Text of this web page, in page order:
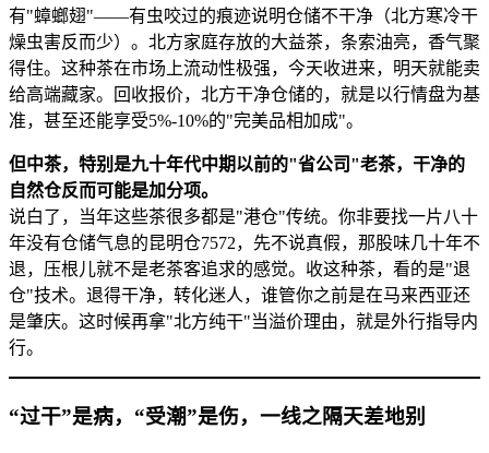
有"蟑螂翅"——有虫咬过的痕迹说明仓储不干净（北方寒冷干
燥虫害反而少）。北方家庭存放的大益茶，条索油亮，香气聚
得住。这种茶在市场上流动性极强，今天收进来，明天就能卖
给高端藏家。回收报价，北方干净仓储的，就是以行情盘为基
准，甚至还能享受5%-10%的"完美品相加成"。
但中茶，特别是九十年代中期以前的"省公司"老茶，干净的
自然仓反而可能是加分项。
说白了，当年这些茶很多都是"港仓"传统。你非要找一片八十
年没有仓储气息的昆明仓7572，先不说真假，那股味几十年不
退，压根儿就不是老茶客追求的感觉。收这种茶，看的是"退
仓"技术。退得干净，转化迷人，谁管你之前是在马来西亚还
是肇庆。这时候再拿"北方纯干"当溢价理由，就是外行指导内
行。
“过干”是病，“受潮”是伤，一线之隔天差地别